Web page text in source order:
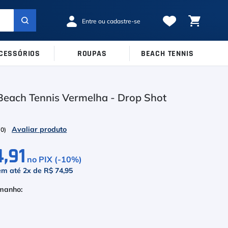
Ver Todos
Inni
Robin Soderling
38 39 40
ROUPAS BEACH TENNIS
Tennis Vermelha - Drop Shot
0)
no PIX (-10%)
até2x de R$ 74,95